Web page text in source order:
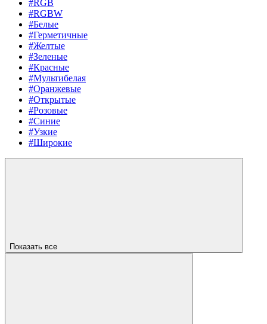
#RGB
#RGBW
#Белые
#Герметичные
#Желтые
#Зеленые
#Красные
#Мультибелая
#Оранжевые
#Открытые
#Розовые
#Синие
#Узкие
#Широкие
Показать все